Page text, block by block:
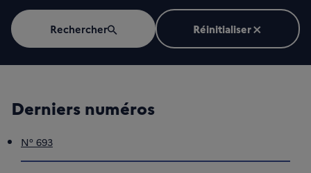
Rechercher Réinitialiser
Derniers numéros
N° 693